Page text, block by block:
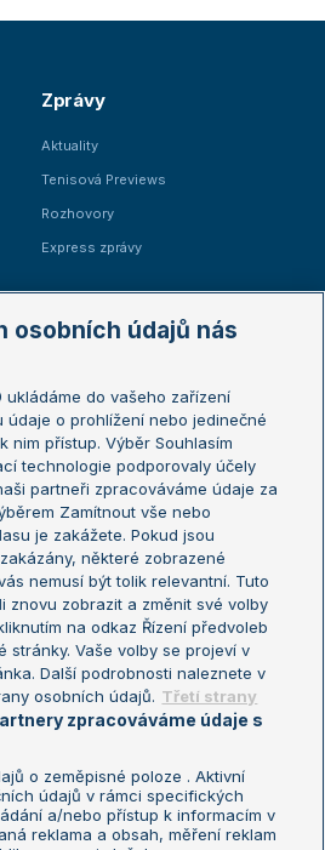
Zprávy
Aktuality
Tenisová Previews
Rozhovory
Express zprávy
Australian Open
French Open
Wimbledon
US Open
Turnaj mistrů
Turnaj mistryň
Nastavení soukromí
Reklama
osobních údajů nás
ukládáme do vašeho zařízení
údaje o prohlížení nebo jedinečné
nim přístup. Výběr Souhlasím
technologie podporovaly účely
partneři zpracováváme údaje za
Zamítnout vše nebo
je zakážete. Pokud jsou
některé zobrazené
nemusí být tolik relevantní. Tuto
znovu zobrazit a změnit své volby
na odkaz Řízení předvoleb
stránky. Vaše volby se projeví v
Další podrobnosti naleznete v
osobních údajů. Třetí strany
zpracováváme údaje s
o zeměpisné poloze . Aktivní
údajů v rámci specifických
a/nebo přístup k informacím v
reklama a obsah, měření reklam